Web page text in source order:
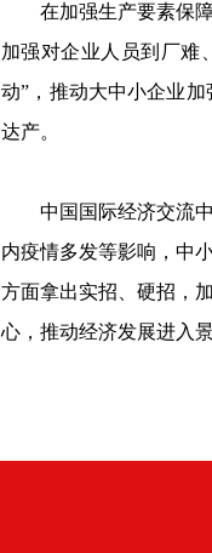
在加强生产要素保障
加强对企业人员到厂难
动”，推动大中小企业
达产。
中国国际经济交流中
内疫情多发等影响，中
方面拿出实招、硬招，
心，推动经济发展进入